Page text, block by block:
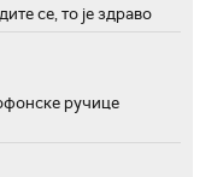
се, то је здраво
ручице